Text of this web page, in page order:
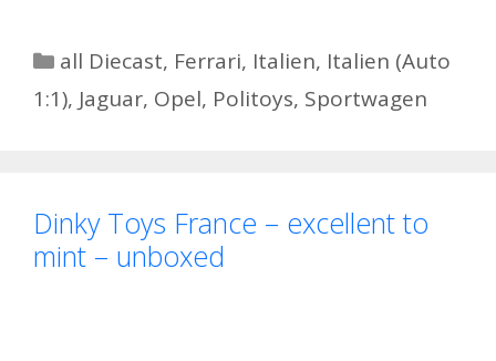
Kategorien
all Diecast, Ferrari, Italien, Italien (Auto
1:1), Jaguar, Opel, Politoys, Sportwagen
Dinky Toys France – excellent to
mint – unboxed